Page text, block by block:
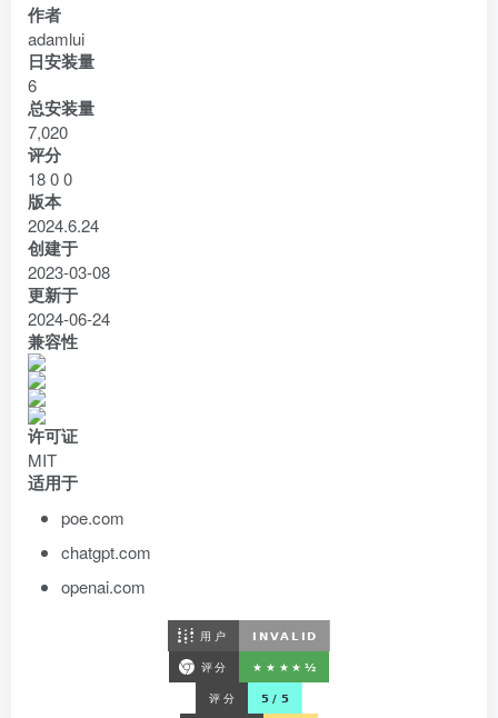
作者
adamlui
日安装量
6
总安装量
7,020
评分
1800
版本
2024.6.24
创建于
2023-03-08
更新于
2024-06-24
兼容性
许可证
MIT
适用于
poe.com
chatgpt.com
openai.com